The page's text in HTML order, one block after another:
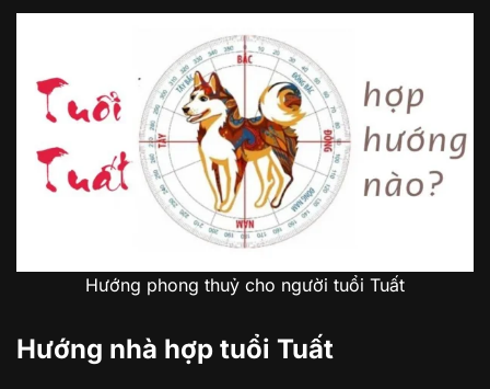
Hướng phong thuỷ cho người tuổi Tuất
Hướng nhà hợp tuổi Tuất